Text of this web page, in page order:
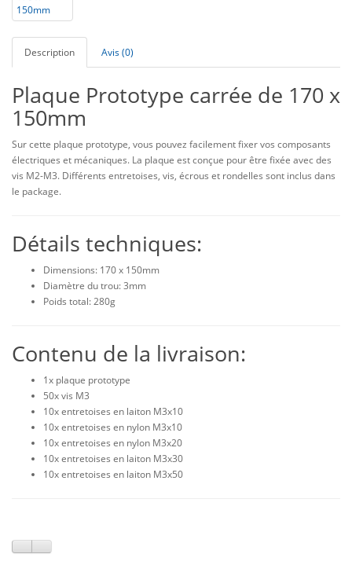
Description Avis (0)
Plaque Prototype carrée de 170 x
150mm
Sur cette plaque prototype, vous pouvez facilement fixer vos composants
électriques et mécaniques. La plaque est conçue pour être fixée avec des
vis M2-M3. Différents entretoises, vis, écrous et rondelles sont inclus dans
le package.
Détails techniques:
Dimensions: 170 x 150mm
Diamètre du trou: 3mm
Poids total: 280g
Contenu de la livraison:
1x plaque prototype
50x vis M3
10x entretoises en laiton M3x10
10x entretoises en nylon M3x10
10x entretoises en nylon M3x20
10x entretoises en laiton M3x30
10x entretoises en laiton M3x50